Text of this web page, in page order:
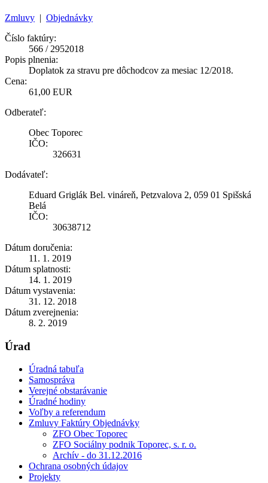
Zmluvy | Objednávky
Číslo faktúry:
566 / 2952018
Popis plnenia:
Doplatok za stravu pre dôchodcov za mesiac 12/2018.
Cena:
61,00 EUR
Odberateľ:
Obec Toporec
IČO:
326631
Dodávateľ:
Eduard Griglák Bel. vináreň, Petzvalova 2, 059 01 Spišská
Belá
IČO:
30638712
Dátum doručenia:
11. 1. 2019
Dátum splatnosti:
14. 1. 2019
Dátum vystavenia:
31. 12. 2018
Dátum zverejnenia:
8. 2. 2019
Úrad
Úradná tabuľa
Samospráva
Verejné obstarávanie
Úradné hodiny
Voľby a referendum
Zmluvy Faktúry Objednávky
ZFO Obec Toporec
ZFO Sociálny podnik Toporec, s. r. o.
Archív - do 31.12.2016
Ochrana osobných údajov
Projekty